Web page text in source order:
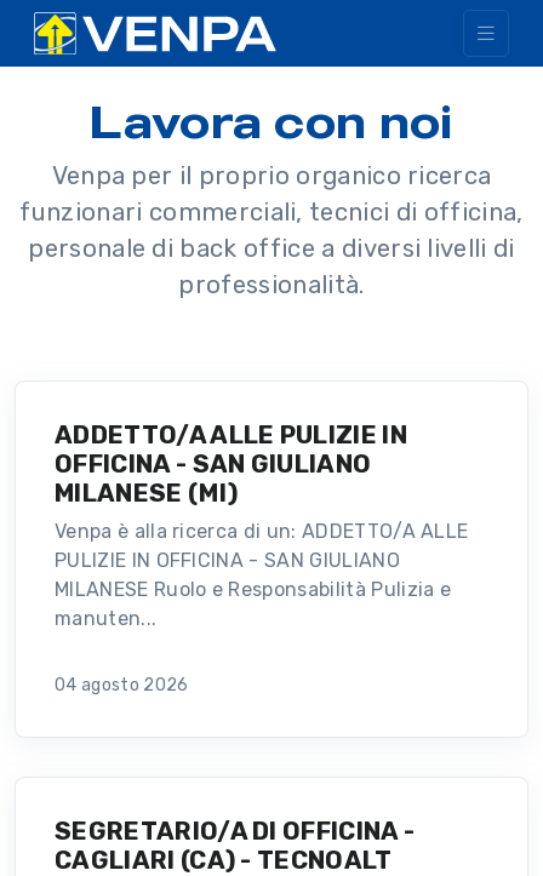
Lavora con noi
Venpa per il proprio organico ricerca
funzionari commerciali, tecnici di officina,
personale di back office a diversi livelli di
professionalità.
ADDETTO/A ALLE PULIZIE IN
OFFICINA - SAN GIULIANO
MILANESE (MI)
Venpa è alla ricerca di un: ADDETTO/A ALLE
PULIZIE IN OFFICINA - SAN GIULIANO
MILANESE Ruolo e Responsabilità Pulizia e
manuten...
04 agosto 2026
SEGRETARIO/A DI OFFICINA -
CAGLIARI (CA) - TECNOALT